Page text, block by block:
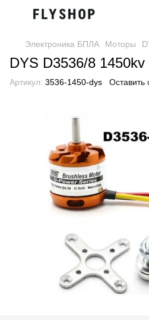
Электроника БПЛА Моторы
DYS D3536/8 1450kv
Артикул: 3536-1450-dys Оставить